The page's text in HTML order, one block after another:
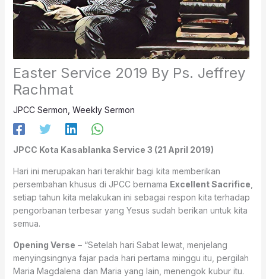
Easter Service 2019 By Ps. Jeffrey
Rachmat
JPCC Sermon Weekly Sermon
JPCC Kota Kasablanka Service 3 (21 April 2019)
Hari ini merupakan hari terakhir bagi kita memberikan
persembahan khusus di JPCC bernama Excellent Sacrifice
setiap tahun kita melakukan ini sebagai respon kita terhadap
pengorbanan terbesar yang Yesus sudah berikan untuk kita
semua.
Opening Verse – “Setelah hari Sabat lewat, menjelang
menyingsingnya fajar pada hari pertama minggu itu, pergilah
Maria Magdalena dan Maria yang lain, menengok kubur itu.